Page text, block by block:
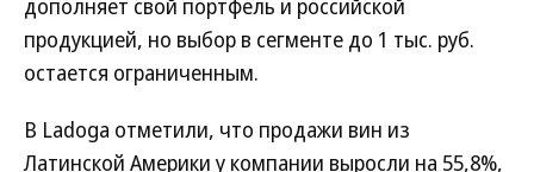
дополняет свой портфель и российской
продукцией, но выбор в сегменте до 1 тыс. руб.
остается ограниченным.
В Ladoga отметили, что продажи вин из
Латинской Америки у компании выросли на 55,8%,